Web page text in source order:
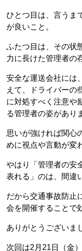
ひとつ目は、言うま
が良いこと。
ふたつ目は、その状
力に長けた管理者の
安全な運送会社には
えて、ドライバーの
に対処すべく注意や
る管理者の姿があり
思いが強ければ関心
めに視点や言動が変
やはり「管理者の安
表れる」のは、間違
だから交通事故防止
会を開催することで
ありがとうございま
次回は2月21日（金